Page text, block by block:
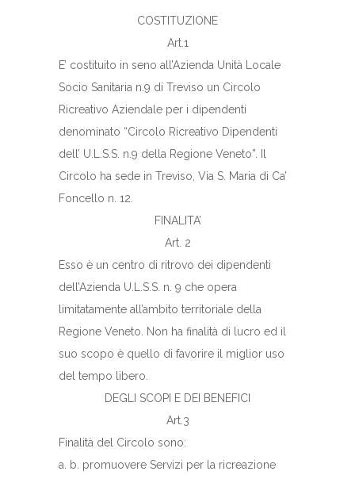
COSTITUZIONE
Art.1
E’ costituito in seno all’Azienda Unità Locale
Socio Sanitaria n.9 di Treviso un Circolo
Ricreativo Aziendale per i dipendenti
denominato “Circolo Ricreativo Dipendenti
dell’ U.L.S.S. n.9 della Regione Veneto”. Il
Circolo ha sede in Treviso, Via S. Maria di Ca’
Foncello n. 12.
FINALITA’
Art. 2
Esso è un centro di ritrovo dei dipendenti
dell’Azienda U.L.S.S. n. 9 che opera
limitatamente all’ambito territoriale della
Regione Veneto. Non ha finalità di lucro ed il
suo scopo è quello di favorire il miglior uso
del tempo libero.
DEGLI SCOPI E DEI BENEFICI
Art.3
Finalità del Circolo sono:
a. b. promuovere Servizi per la ricreazione